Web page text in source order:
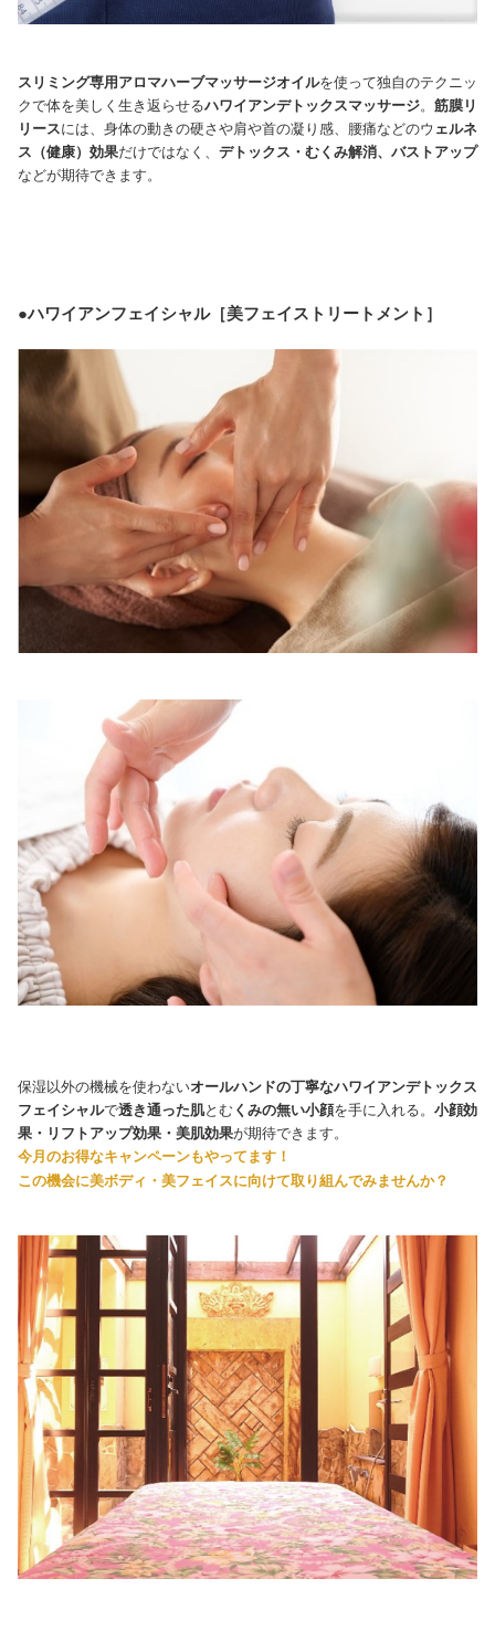
スリミング専用アロマハーブマッサージオイルを使って独自のテクニッ
クで体を美しく生き返らせるハワイアンデトックスマッサージ。 筋膜リ
リースには、身体の動きの硬さや肩や首の凝り感、腰痛などのウ ェルネ
ス（健康）効果だけではなく、 デトックス・むくみ解消、バストアップ
などが期待できます。
●ハワイアンフェイシャル［美フェイストリートメント］
保湿以外の機械を使わないオールハンドの丁寧なハワイアンデトックス
フェイシャルで透き通った肌とむ くみの無い小顔を手に入れる。 小顔効
果・リフトアップ効果・美肌効果が期待できます。
今月のお得なキャンペーンもやってます！
この機会に美ボディ・美フェイスに向けて取り組んでみませんか？